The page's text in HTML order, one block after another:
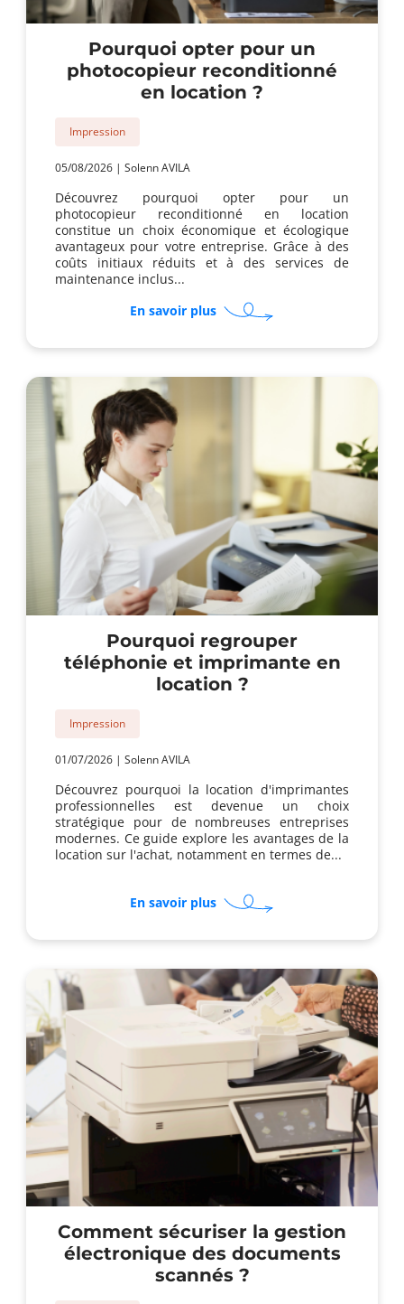
Pourquoi opter pour un
photocopieur reconditionné
en location ?
Impression
05/08/2026 | Solenn AVILA
Découvrez pourquoi opter pour un
photocopieur reconditionné en location
constitue un choix économique et écologique
avantageux pour votre entreprise. Grâce à des
coûts initiaux réduits et à des services de
maintenance inclus...
En savoir plussur
Pourquoi
un
Pourquoi regrouper
téléphonie et imprimante en
location ?
Impression
01/07/2026 | Solenn AVILA
Découvrez pourquoi la location d'imprimantes
professionnelles est devenue un choix
stratégique pour de nombreuses entreprises
modernes. Ce guide explore les avantages de la
location sur l'achat, notamment en termes de...
En savoir plussur
Pourquoi
et
imprimante
en
location
Comment sécuriser la gestion
électronique des documents
scannés ?